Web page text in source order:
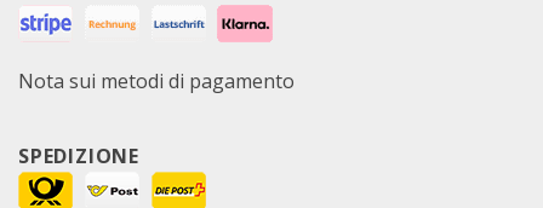
Nota sui metodi di pagamento
SPEDIZIONE